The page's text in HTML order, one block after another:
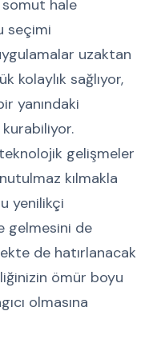
somut hale
seçimi
uzaktan
kolaylık sağlıyor,
yanındaki
kurabiliyor.
gelişmeler
kılmakla
yenilikçi
gelmesini de
de hatırlanacak
ömür boyu
olmasına